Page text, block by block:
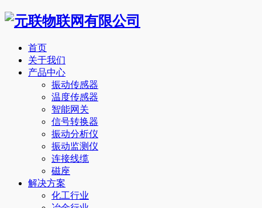
首页
关于我们
产品中心
振动传感器
温度传感器
智能网关
信号转换器
振动分析仪
振动监测仪
连接线缆
磁座
解决方案
化工行业